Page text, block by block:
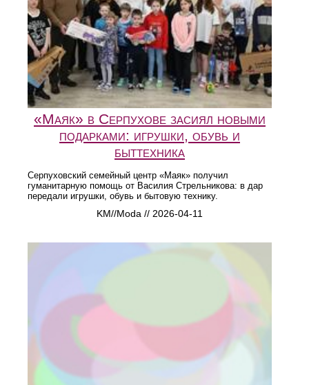
«Маяк» в Серпухове засиял новыми
подарками: игрушки, обувь и
быттехника
Серпуховский семейный центр «Маяк» получил
гуманитарную помощь от Василия Стрельникова: в дар
передали игрушки, обувь и бытовую технику.
KM//Moda // 2026-04-11